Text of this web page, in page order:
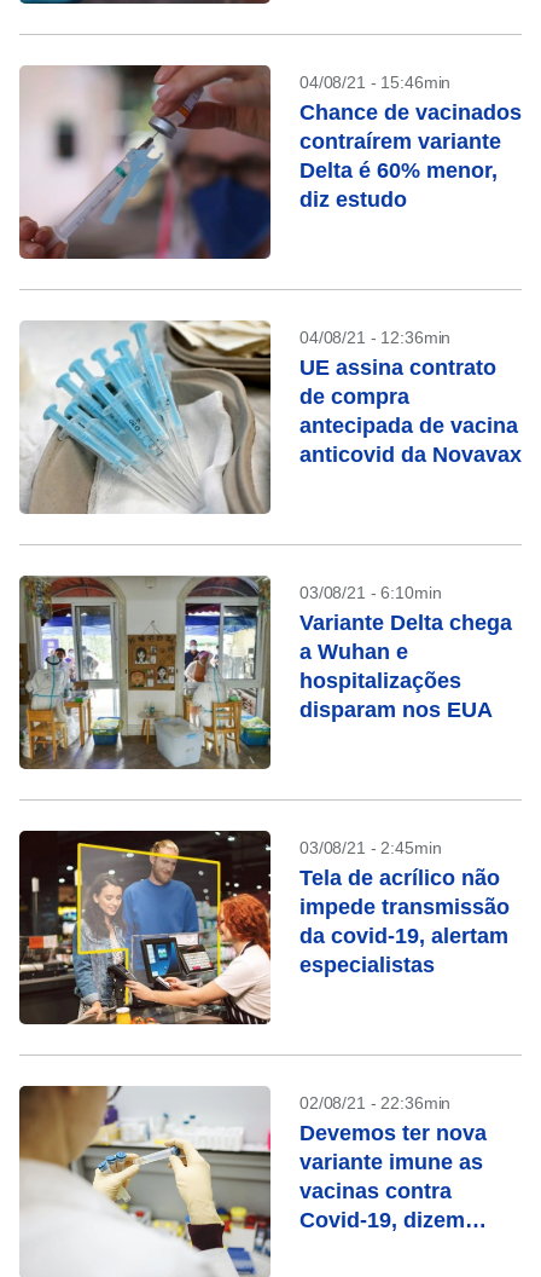
04/08/21 - 15:46min
Chance de vacinados
contraírem variante
Delta é 60% menor,
diz estudo
04/08/21 - 12:36min
UE assina contrato
de compra
antecipada de vacina
anticovid da Novavax
03/08/21 - 6:10min
Variante Delta chega
a Wuhan e
hospitalizações
disparam nos EUA
03/08/21 - 2:45min
Tela de acrílico não
impede transmissão
da covid-19, alertam
especialistas
02/08/21 - 22:36min
Devemos ter nova
variante imune as
vacinas contra
Covid-19, dizem